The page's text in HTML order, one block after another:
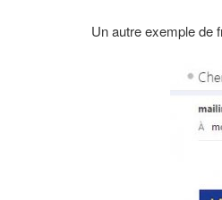
Un autre exemple de